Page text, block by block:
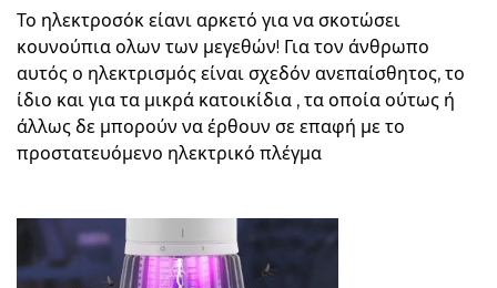
Το ηλεκτροσόκ είανι αρκετό για να σκοτώσει
κουνούπια ολων των μεγεθών! Για τον άνθρωπο
αυτός ο ηλεκτρισμός είναι σχεδόν ανεπαίσθητος, το
ίδιο και για τα μικρά κατοικίδια , τα οποία ούτως ή
άλλως δε μπορούν να έρθουν σε επαφή με το
προστατευόμενο ηλεκτρικό πλέγμα